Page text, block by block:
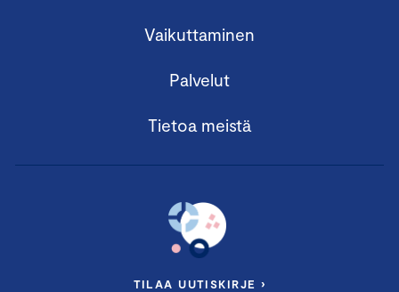
Vaikuttaminen
Palvelut
Tietoa meistä
TILAA UUTISKIRJE ›